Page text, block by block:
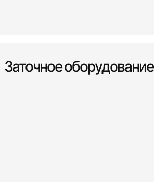
Заточное оборудование